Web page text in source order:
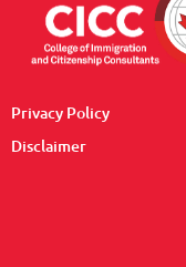
Privacy Policy
Disclaimer